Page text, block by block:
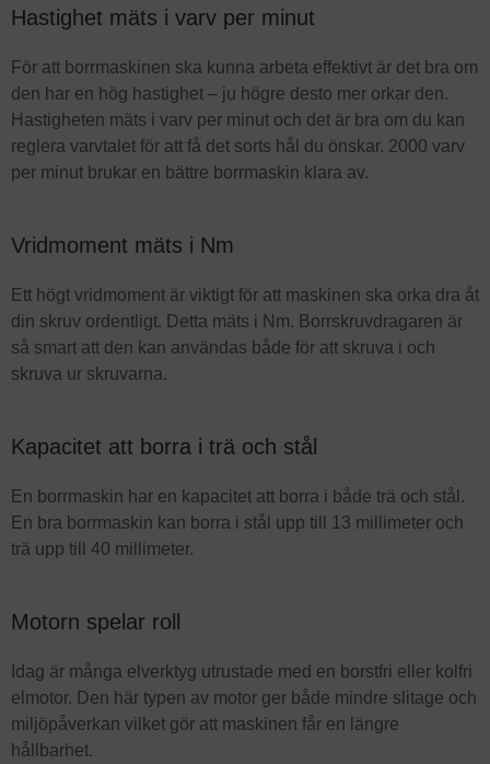
Hastighet mäts i varv per minut
För att borrmaskinen ska kunna arbeta effektivt är det bra om
den har en hög hastighet – ju högre desto mer orkar den.
Hastigheten mäts i varv per minut och det är bra om du kan
reglera varvtalet för att få det sorts hål du önskar. 2000 varv
per minut brukar en bättre borrmaskin klara av.
Vridmoment mäts i Nm
Ett högt vridmoment är viktigt för att maskinen ska orka dra åt
din skruv ordentligt. Detta mäts i Nm. Borrskruvdragaren är
så smart att den kan användas både för att skruva i och
skruva ur skruvarna.
Kapacitet att borra i trä och stål
En borrmaskin har en kapacitet att borra i både trä och stål.
En bra borrmaskin kan borra i stål upp till 13 millimeter och
trä upp till 40 millimeter.
Motorn spelar roll
Idag är många elverktyg utrustade med en borstfri eller kolfri
elmotor. Den här typen av motor ger både mindre slitage och
miljöpåverkan vilket gör att maskinen får en längre
hållbarhet.